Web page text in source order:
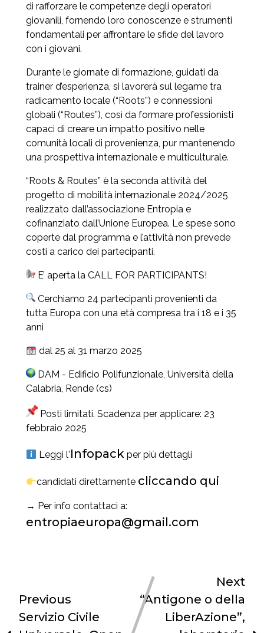
di rafforzare le competenze degli operatori
giovanili, fornendo loro conoscenze e strumenti
fondamentali per affrontare le sfide del lavoro
con i giovani.
Durante le giornate di formazione, guidati da
trainer d’esperienza, si lavorerà sul legame tra
radicamento locale (“Roots”) e connessioni
globali (“Routes”), così da formare professionisti
capaci di creare un impatto positivo nelle
comunità locali di provenienza, pur mantenendo
una prospettiva internazionale e multiculturale.
“Roots & Routes” è la seconda attività del
progetto di mobilità internazionale 2024/2025
realizzato dall’associazione Entropia e
cofinanziato dall’Unione Europea. Le spese sono
coperte dal programma e l’attività non prevede
costi a carico dei partecipanti.
E’ aperta la CALL FOR PARTICIPANTS!
Cerchiamo 24 partecipanti provenienti da
tutta Europa con una età compresa tra i 18 e i 35
anni
dal 25 al 31 marzo 2025
DAM - Edificio Polifunzionale, Università della
Calabria, Rende (cs)
Posti limitati. Scadenza per applicare: 23
febbraio 2025
Leggi l'Infopackper più dettagli
candidati direttamente cliccando qui
→ Per info contattaci a:
entropiaeuropa@gmail.com
Previous
Servizio Civile
Next
“Antigone o della
LiberAzione”,